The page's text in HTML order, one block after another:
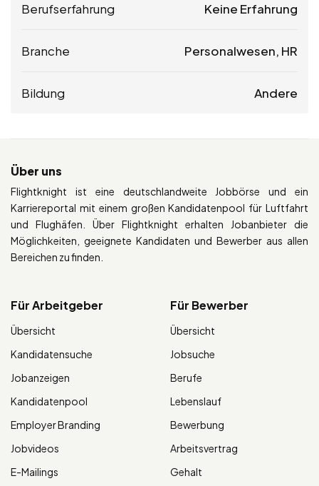
Berufserfahrung Keine Erfahrung
Branche Personalwesen, HR
Bildung Andere
Über uns
Flightknight ist eine deutschlandweite Jobbörse und ein
Karriereportal mit einem großen Kandidatenpool für Luftfahrt
und Flughäfen. Über Flightknight erhalten Jobanbieter die
Möglichkeiten, geeignete Kandidaten und Bewerber aus allen
Bereichen zu finden.
Für Arbeitgeber
Übersicht
Kandidatensuche
Jobanzeigen
Kandidatenpool
Employer Branding
Jobvideos
E-Mailings
Für Bewerber
Übersicht
Jobsuche
Berufe
Lebenslauf
Bewerbung
Arbeitsvertrag
Gehalt